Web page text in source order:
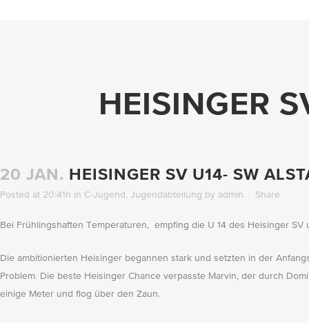
HEISINGER
20 JAN. HEISINGER SV U14- SW
Posted at 20:41h in C-Jugend, Jugendabteilung by admin Share
Bei Frühlingshaften Temperaturen, empfing die U 14 des Heisinger SV
Die ambitionierten Heisinger begannen stark und setzten in der
Problem. Die beste Heisinger Chance verpasste Marvin, der durch
einige Meter und flog über den Zaun.